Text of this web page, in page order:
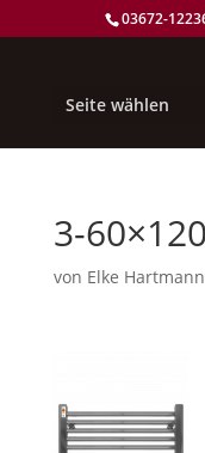
03672-
Seite wählen
3-
von Elke Hartmann